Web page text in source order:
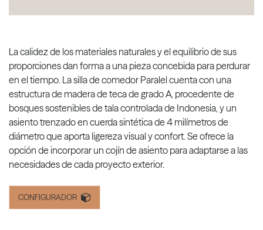
La calidez de los materiales naturales y el equilibrio de sus
proporciones dan forma a una pieza concebida para perdurar
en el tiempo. La silla de comedor Paralel cuenta con una
estructura de madera de teca de grado A, procedente de
bosques sostenibles de tala controlada de Indonesia, y un
asiento trenzado en cuerda sintética de 4 milímetros de
diámetro que aporta ligereza visual y confort. Se ofrece la
opción de incorporar un cojín de asiento para adaptarse a las
necesidades de cada proyecto exterior.
CONFIGURADOR